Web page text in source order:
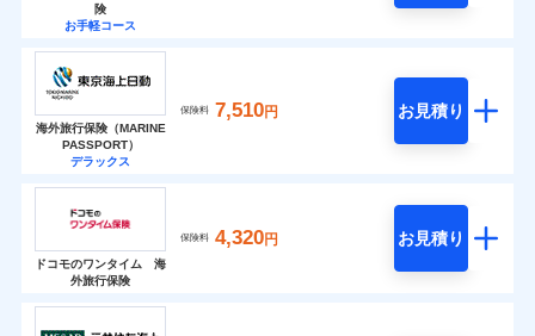
険
お手軽コース
海外旅行保険（MARINE
PASSPORT）
デラックス
保険料 7,510円 お見積り
ドコモのワンタイム 海
外旅行保険
保険料 4,320円 お見積り